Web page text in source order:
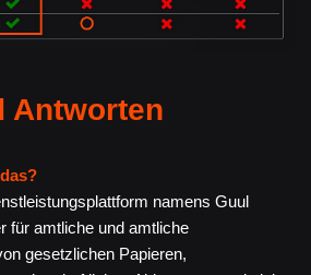
Antworten
namens Guul
für amtliche und amtliche
gesetzlichen Papieren,